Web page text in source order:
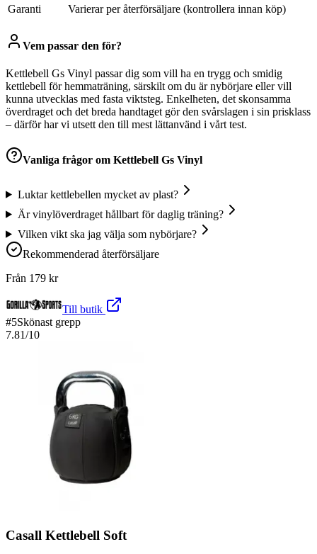
Garanti
Varierar per återförsäljare (kontrollera innan köp)
Vem passar den för?
Kettlebell Gs Vinyl passar dig som vill ha en trygg och smidig
kettlebell för hemmaträning, särskilt om du är nybörjare eller vill
kunna utvecklas med fasta viktsteg. Enkelheten, det skonsamma
överdraget och det breda handtaget gör den svårslagen i sin prisklass
– därför har vi utsett den till mest lättanvänd i vårt test.
Vanliga frågor om Kettlebell Gs Vinyl
Luktar kettlebellen mycket av plast?
Är vinylöverdraget hållbart för daglig träning?
Vilken vikt ska jag välja som nybörjare?
Rekommenderad återförsäljare
Från 179 kr
Till butik
#5Skönast grepp
7.81/10
Casall Kettlebell Soft